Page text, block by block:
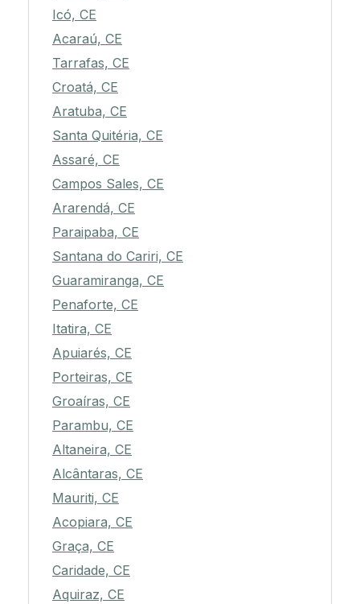
Icó, CE
Acaraú, CE
Tarrafas, CE
Croatá, CE
Aratuba, CE
Santa Quitéria, CE
Assaré, CE
Campos Sales, CE
Ararendá, CE
Paraipaba, CE
Santana do Cariri, CE
Guaramiranga, CE
Penaforte, CE
Itatira, CE
Apuiarés, CE
Porteiras, CE
Groaíras, CE
Parambu, CE
Altaneira, CE
Alcântaras, CE
Mauriti, CE
Acopiara, CE
Graça, CE
Caridade, CE
Aquiraz, CE